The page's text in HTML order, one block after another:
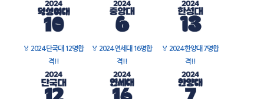
🏅 2024 단국대 12명합
격!!
🏅 2024 연세대 16명합
격!!
🏅 2024 한양대 7명합
격!!